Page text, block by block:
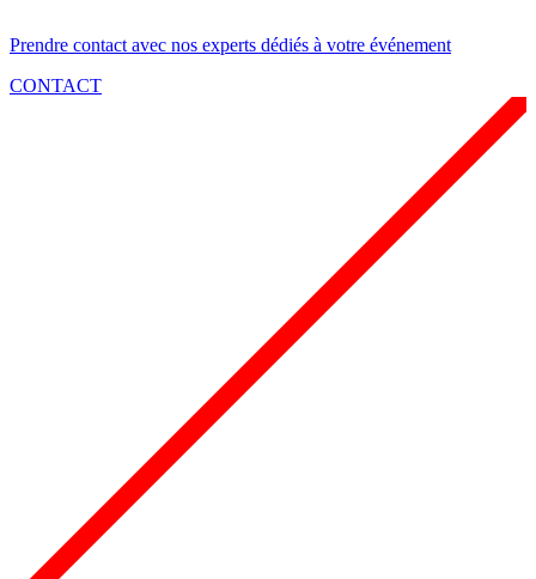
Prendre contact avec nos experts dédiés à votre événement
CONTACT